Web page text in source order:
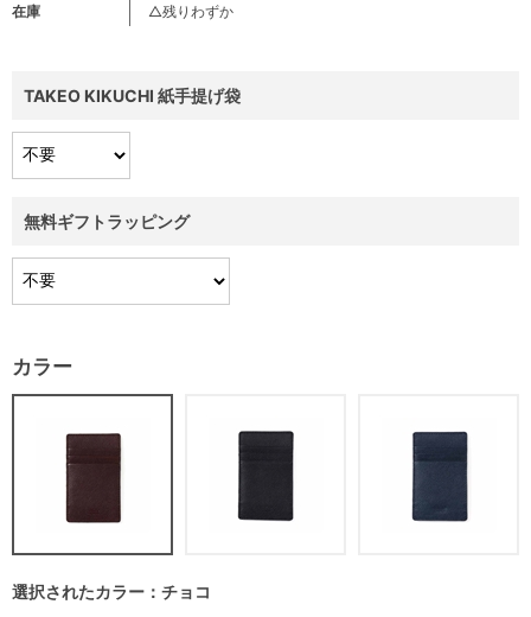
在庫
△残りわずか
TAKEO KIKUCHI 紙手提げ袋
無料ギフトラッピング
カラー
選択されたカラー：チョコ